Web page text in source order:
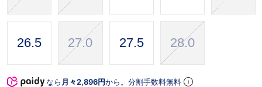
26.5 27.0 27.5 28.0
なら 月々2,896円から。分割手数料無料